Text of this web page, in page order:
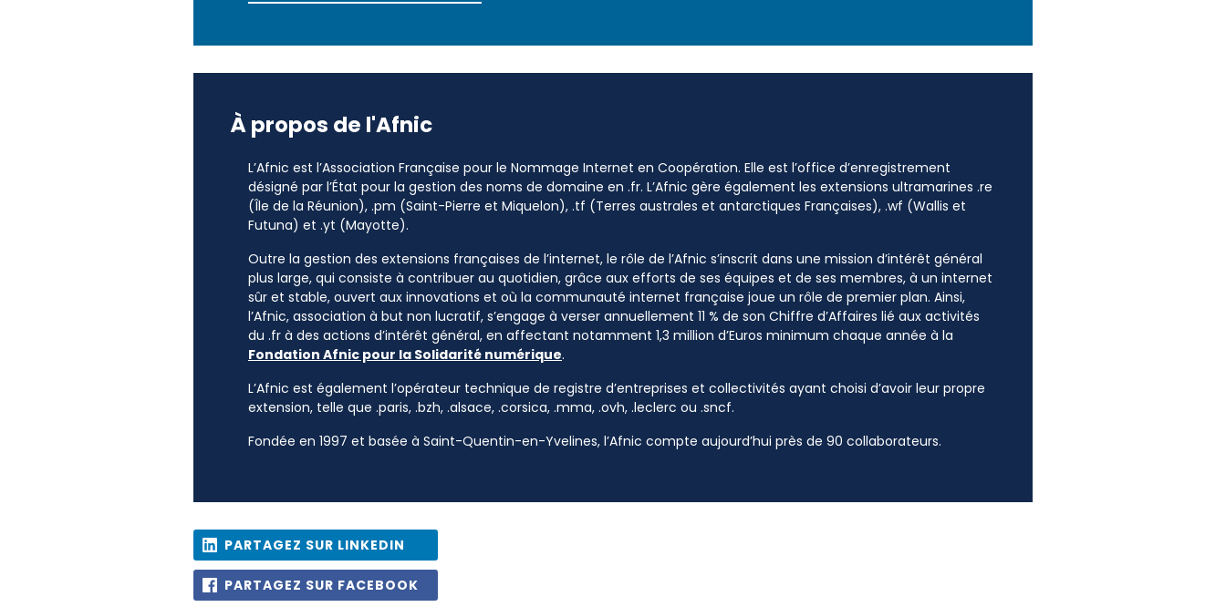
À propos de l'Afnic
L’Afnic est l’Association Française pour le Nommage Internet en Coopération. Elle est l’office d’enregistrement
désigné par l’État pour la gestion des noms de domaine en .fr. L’Afnic gère également les extensions ultramarines .re
(Île de la Réunion), .pm (Saint-Pierre et Miquelon), .tf (Terres australes et antarctiques Françaises), .wf (Wallis et
Futuna) et .yt (Mayotte).
Outre la gestion des extensions françaises de l’internet, le rôle de l’Afnic s’inscrit dans une mission d’intérêt général
plus large, qui consiste à contribuer au quotidien, grâce aux efforts de ses équipes et de ses membres, à un internet
sûr et stable, ouvert aux innovations et où la communauté internet française joue un rôle de premier plan. Ainsi,
l’Afnic, association à but non lucratif, s’engage à verser annuellement 11 % de son Chiffre d’Affaires lié aux activités
du .fr à des actions d’intérêt général, en affectant notamment 1,3 million d’Euros minimum chaque année à la
Fondation Afnic pour la Solidarité numérique.
L’Afnic est également l’opérateur technique de registre d’entreprises et collectivités ayant choisi d’avoir leur propre
extension, telle que .paris, .bzh, .alsace, .corsica, .mma, .ovh, .leclerc ou .sncf.
Fondée en 1997 et basée à Saint-Quentin-en-Yvelines, l’Afnic compte aujourd’hui près de 90 collaborateurs.
PARTAGEZ SUR LINKEDIN
PARTAGEZ SUR FACEBOOK